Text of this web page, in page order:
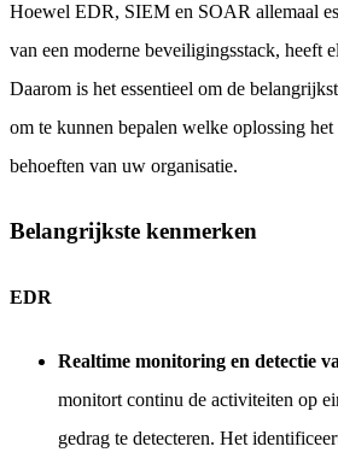
Hoewel EDR, SIEM en SOAR allemaal
van een moderne beveiligingsstack, heeft
Daarom is het essentieel om de
om te kunnen bepalen welke oplossing
behoeften van uw organisatie.
Belangrijkste kenmerken
EDR
Realtime monitoring en detectie
monitort continu de activiteiten op
gedrag te detecteren. Het